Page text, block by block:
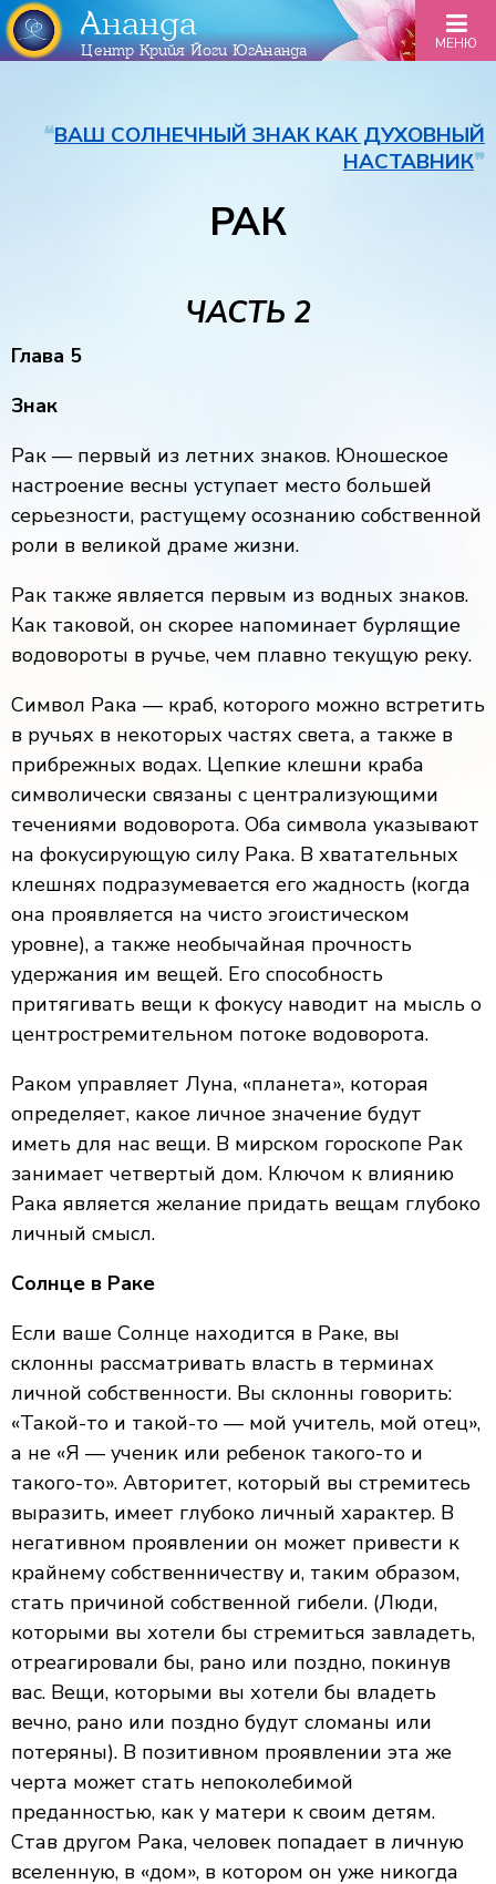
Ананда
Центр Крийя Йоги ЮгАнанда МЕНЮ
❝ВАШ СОЛНЕЧНЫЙ ЗНАК КАК ДУХОВНЫЙ
НАСТАВНИК❞
РАК
ЧАСТЬ 2
Глава 5
Знак
Рак — первый из летних знаков. Юношеское
настроение весны уступает место большей
серьезности, растущему осознанию собственной
роли в великой драме жизни.
Рак также является первым из водных знаков.
Как таковой, он скорее напоминает бурлящие
водовороты в ручье, чем плавно текущую реку.
Символ Рака — краб, которого можно встретить
в ручьях в некоторых частях света, а также в
прибрежных водах. Цепкие клешни краба
символически связаны с централизующими
течениями водоворота. Оба символа указывают
на фокусирующую силу Рака. В хватательных
клешнях подразумевается его жадность (когда
она проявляется на чисто эгоистическом
уровне), а также необычайная прочность
удержания им вещей. Его способность
притягивать вещи к фокусу наводит на мысль о
центростремительном потоке водоворота.
Раком управляет Луна, «планета», которая
определяет, какое личное значение будут
иметь для нас вещи. В мирском гороскопе Рак
занимает четвертый дом. Ключом к влиянию
Рака является желание придать вещам глубоко
личный смысл.
Солнце в Раке
Если ваше Солнце находится в Раке, вы
склонны рассматривать власть в терминах
личной собственности. Вы склонны говорить:
«Такой-то и такой-то — мой учитель, мой отец»,
а не «Я — ученик или ребенок такого-то и
такого-то». Авторитет, который вы стремитесь
выразить, имеет глубоко личный характер. В
негативном проявлении он может привести к
крайнему собственничеству и, таким образом,
стать причиной собственной гибели. (Люди,
которыми вы хотели бы стремиться завладеть,
отреагировали бы, рано или поздно, покинув
вас. Вещи, которыми вы хотели бы владеть
вечно, рано или поздно будут сломаны или
потеряны). В позитивном проявлении эта же
черта может стать непоколебимой
преданностью, как у матери к своим детям.
Став другом Рака, человек попадает в личную
вселенную, в «дом», в котором он уже никогда